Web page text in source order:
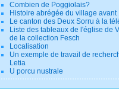
Combien de Poggiolais?
Histoire abrégée du village avant
Le canton des Deux Sorru à la
Liste des tableaux de l'église de
de la collection Fesch
Localisation
Un exemple de travail de
Letia
U porcu nustrale